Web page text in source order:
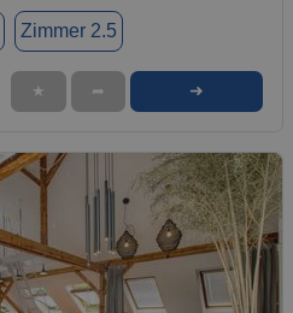
Zimmer 2.5
★ ➦ ➜